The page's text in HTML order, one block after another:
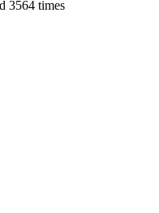
3564 times